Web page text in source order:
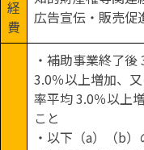
経
費
広告宣伝・販売促
・補助事業終了
3.0％以上増加、
率平均 3.0％以上
こと
・以下（a）（b